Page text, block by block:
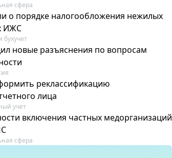
сфера
о порядке налогообложения нежилых
ИЖС
бухучет
новые разъяснения по вопросам
реклассификацию
лица
учет
включения частных медорганизаций
сфера